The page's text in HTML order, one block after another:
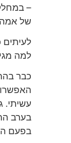
–
של
למה
כבר
עשיתי.
בפעם השלישית הגיעו 50